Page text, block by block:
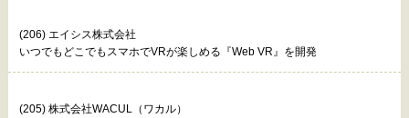
(206) エイシス株式会社
いつでもどこでもスマホでVRが楽しめる『Web VR』を開発
(205) 株式会社WACUL（ワカル）